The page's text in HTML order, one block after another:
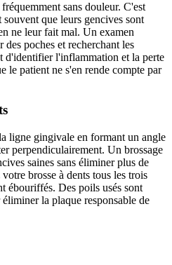
sans douleur. C'est
que leurs gencives sont
ne leur fait mal. Un examen
poches et recherchant les
d'identifier l'inflammation et la perte
le patient ne s'en rende compte par
ligne gingivale en formant un angle
perpendiculairement. Un brossage
saines sans éliminer plus de
brosse à dents tous les trois
ébouriffés. Des poils usés sont
la plaque responsable de